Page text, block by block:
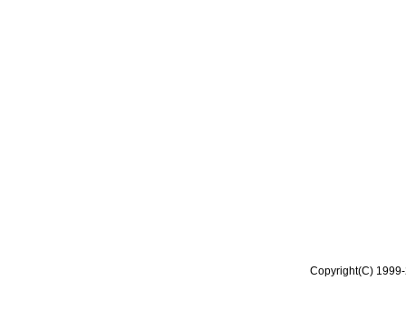
Copyright(C)